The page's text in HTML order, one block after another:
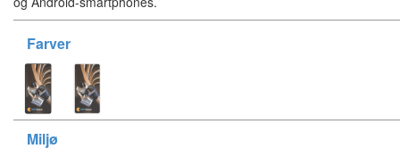
Farver
Miljø